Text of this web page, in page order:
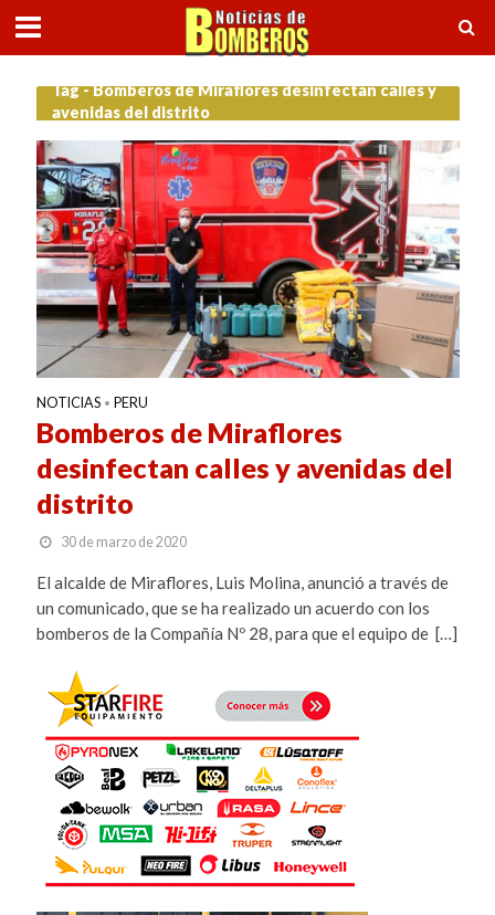
Tag - Bomberos de Miraflores desinfectan calles y
avenidas del distrito
NOTICIAS • PERU
Bomberos de Miraflores
desinfectan calles y avenidas del
distrito
30 de marzo de 2020
El alcalde de Miraflores, Luis Molina, anunció a través de
un comunicado, que se ha realizado un acuerdo con los
bomberos de la Compañía Nº 28, para que el equipo de […]